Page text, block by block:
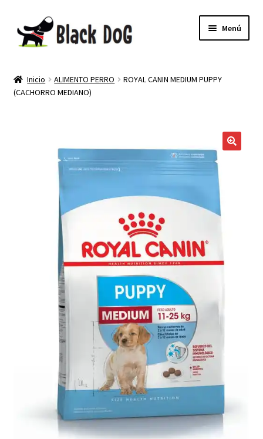
Menú
TIENDA
NEWSLETTER
Inicio ALIMENTO PERRO
ROYAL CANIN MEDIUM PUPPY
(CACHORRO MEDIANO)